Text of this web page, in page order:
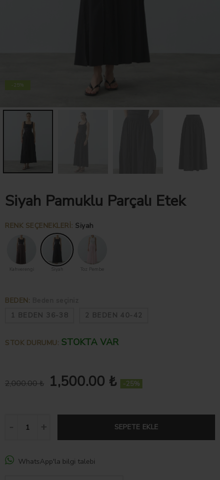
-25%
Siyah Pamuklu Parçalı Etek
RENK SEÇENEKLERI: Siyah
Kahverengi Siyah Toz Pembe
BEDEN:
1 BEDEN 36-38
2 BEDEN 40-42
STOK DURUMU: STOKTA VAR
2,000.00 ₺ 1,500.00 ₺ -25%
SEPETE EKLE
WhatsApp'la bilgi talebi